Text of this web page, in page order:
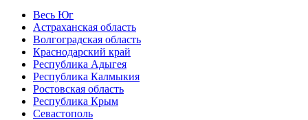
Весь Юг
Астраханская область
Волгоградская область
Краснодарский край
Республика Адыгея
Республика Калмыкия
Ростовская область
Республика Крым
Севастополь